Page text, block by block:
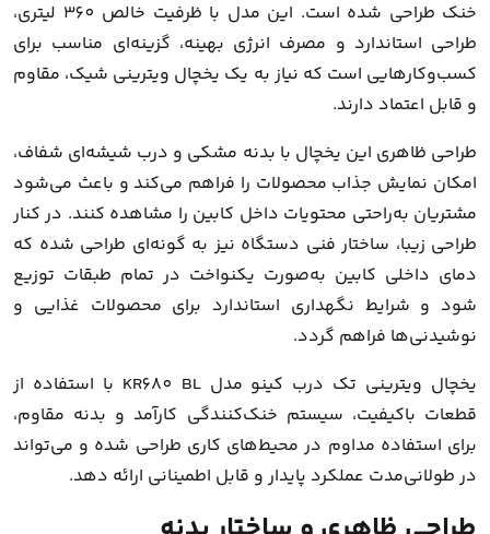
خنک طراحی شده است. این مدل با ظرفیت خالص 360 لیتری،
طراحی استاندارد و مصرف انرژی بهینه، گزینه‌ای مناسب برای
کسب‌وکارهایی است که نیاز به یک یخچال ویترینی شیک، مقاوم
و قابل اعتماد دارند.
طراحی ظاهری این یخچال با بدنه مشکی و درب شیشه‌ای شفاف،
امکان نمایش جذاب محصولات را فراهم می‌کند و باعث می‌شود
مشتریان به‌راحتی محتویات داخل کابین را مشاهده کنند. در کنار
طراحی زیبا، ساختار فنی دستگاه نیز به گونه‌ای طراحی شده که
دمای داخلی کابین به‌صورت یکنواخت در تمام طبقات توزیع
شود و شرایط نگهداری استاندارد برای محصولات غذایی و
نوشیدنی‌ها فراهم گردد.
یخچال ویترینی تک درب کینو مدل KR680 BL با استفاده از
قطعات باکیفیت، سیستم خنک‌کنندگی کارآمد و بدنه مقاوم،
برای استفاده مداوم در محیط‌های کاری طراحی شده و می‌تواند
در طولانی‌مدت عملکرد پایدار و قابل اطمینانی ارائه دهد.